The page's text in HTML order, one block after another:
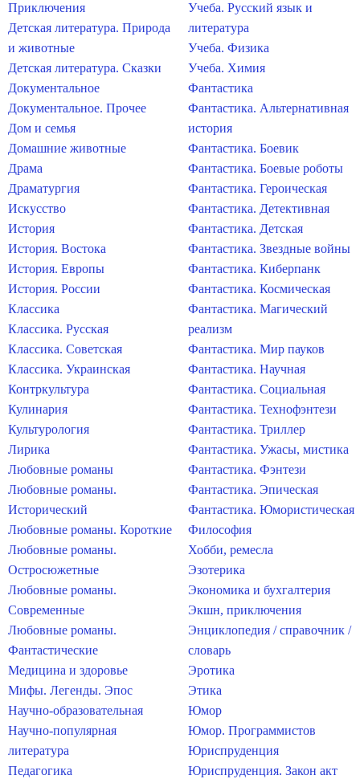
Приключения
Детская литература. Природа
и животные
Детская литература. Сказки
Документальное
Документальное. Прочее
Дом и семья
Домашние животные
Драма
Драматургия
Искусство
История
История. Востока
История. Европы
История. России
Классика
Классика. Русская
Классика. Советская
Классика. Украинская
Контркультура
Кулинария
Культурология
Лирика
Любовные романы
Любовные романы.
Исторический
Любовные романы. Короткие
Любовные романы.
Остросюжетные
Любовные романы.
Современные
Любовные романы.
Фантастические
Медицина и здоровье
Мифы. Легенды. Эпос
Научно-образовательная
Научно-популярная
литература
Педагогика
Учеба. Русский язык и
литература
Учеба. Физика
Учеба. Химия
Фантастика
Фантастика. Альтернативная
история
Фантастика. Боевик
Фантастика. Боевые роботы
Фантастика. Героическая
Фантастика. Детективная
Фантастика. Детская
Фантастика. Звездные войны
Фантастика. Киберпанк
Фантастика. Космическая
Фантастика. Магический
реализм
Фантастика. Мир пауков
Фантастика. Научная
Фантастика. Социальная
Фантастика. Технофэнтези
Фантастика. Триллер
Фантастика. Ужасы, мистика
Фантастика. Фэнтези
Фантастика. Эпическая
Фантастика. Юмористическая
Философия
Хобби, ремесла
Эзотерика
Экономика и бухгалтерия
Экшн, приключения
Энциклопедия / справочник /
словарь
Эротика
Этика
Юмор
Юмор. Программистов
Юриспруденция
Юриспруденция. Закон акт